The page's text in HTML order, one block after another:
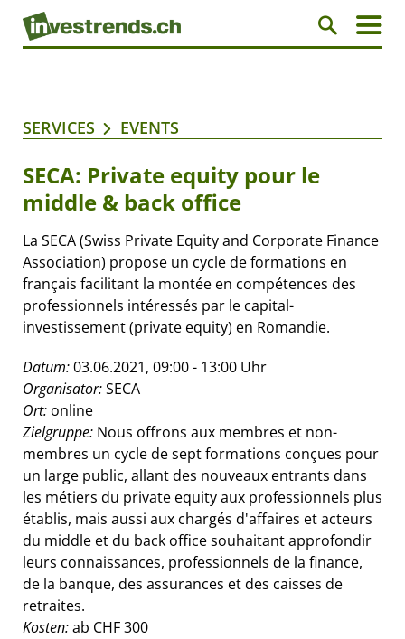
SERVICES EVENTS
SECA: Private equity pour le
middle & back office
La SECA (Swiss Private Equity and Corporate Finance
Association) propose un cycle de formations en
français facilitant la montée en compétences des
professionnels intéressés par le capital-
investissement (private equity) en Romandie.
Datum:03.06.2021, 09:00 - 13:00 Uhr
Organisator:SECA
Ort: online
Zielgruppe: Nous offrons aux membres et non-
membres un cycle de sept formations conçues pour
un large public, allant des nouveaux entrants dans
les métiers du private equity aux professionnels plus
établis, mais aussi aux chargés d'affaires et acteurs
du middle et du back office souhaitant approfondir
leurs connaissances, professionnels de la finance,
de la banque, des assurances et des caisses de
retraites.
Kosten:ab CHF 300